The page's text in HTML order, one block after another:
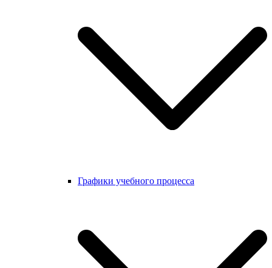
Графики учебного процесса